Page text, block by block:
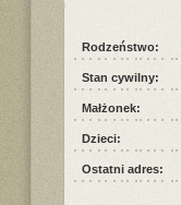
Rodzeństwo:
Stan cywilny:
Małżonek:
Dzieci:
Ostatni adres: